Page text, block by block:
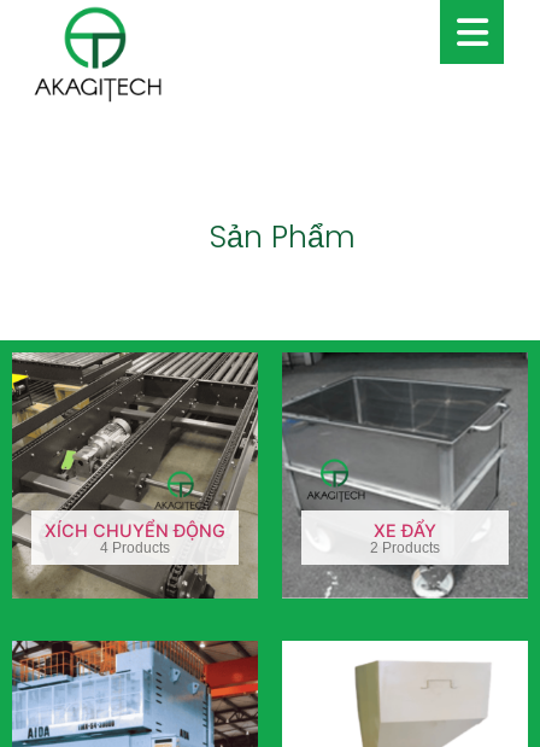
Sản Phẩm
XÍCH CHUYỂN ĐỘNG
4 Products
XE ĐẨY
2 Products